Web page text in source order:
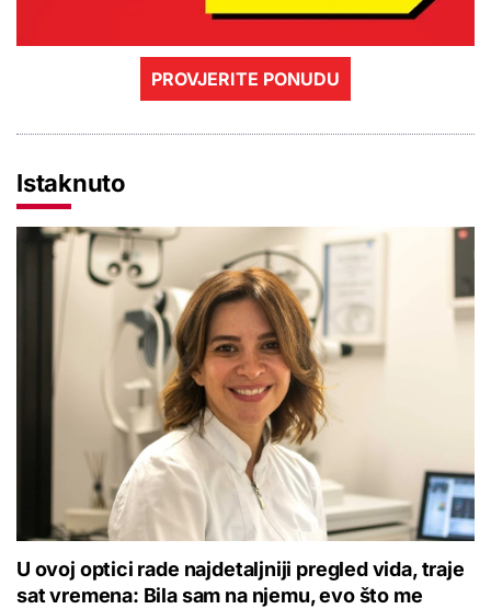
PROVJERITE PONUDU
Istaknuto
U ovoj optici rade najdetaljniji pregled vida, traje
sat vremena: Bila sam na njemu, evo što me